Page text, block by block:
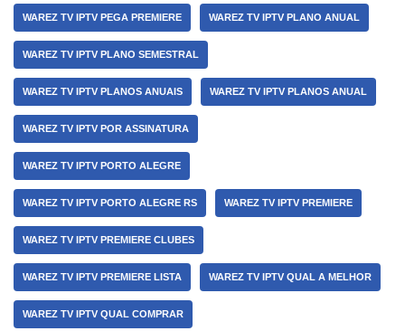
WAREZ TV IPTV PEGA PREMIERE WAREZ TV IPTV PLANO ANUAL
WAREZ TV IPTV PLANO SEMESTRAL
WAREZ TV IPTV PLANOS ANUAIS WAREZ TV IPTV PLANOS ANUAL
WAREZ TV IPTV POR ASSINATURA
WAREZ TV IPTV PORTO ALEGRE
WAREZ TV IPTV PORTO ALEGRE RS WAREZ TV IPTV PREMIERE
WAREZ TV IPTV PREMIERE CLUBES
WAREZ TV IPTV PREMIERE LISTA WAREZ TV IPTV QUAL A MELHOR
WAREZ TV IPTV QUAL COMPRAR